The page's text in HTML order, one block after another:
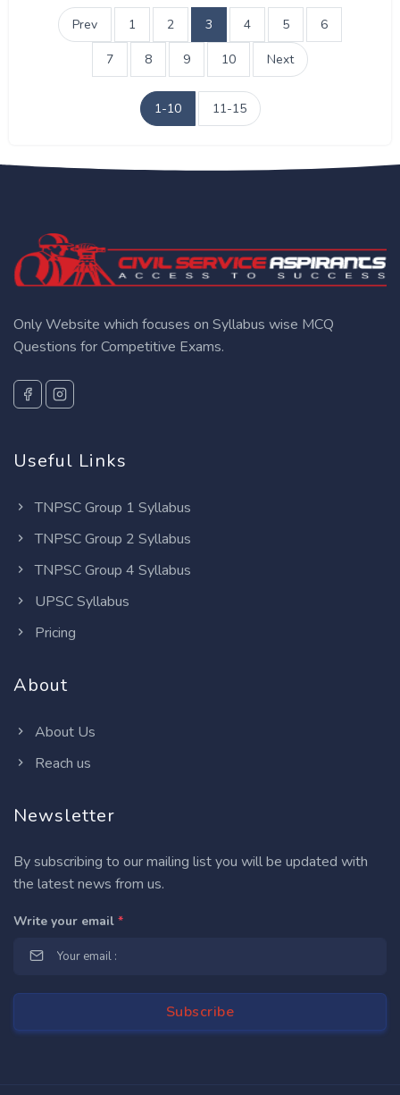
Prev 1 2 3 4 5 6
7 8 9 10 Next
1-10 11-15
Only Website which focuses on Syllabus wise MCQ
Questions for Competitive Exams.
Useful Links
TNPSC Group 1 Syllabus
TNPSC Group 2 Syllabus
TNPSC Group 4 Syllabus
UPSC Syllabus
Pricing
About
About Us
Reach us
Newsletter
By subscribing to our mailing list you will be updated with
the latest news from us.
Write your email *